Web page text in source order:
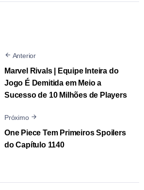
Anterior
Marvel Rivals | Equipe Inteira do
Jogo É Demitida em Meio a
Sucesso de 10 Milhões de Players
Próximo
One Piece Tem Primeiros Spoilers
do Capítulo 1140